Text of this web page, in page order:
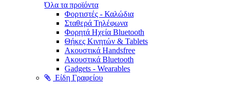
Όλα τα προϊόντα
Φορτιστές - Καλώδια
Σταθερά Τηλέφωνα
Φορητά Ηχεία Bluetooth
Θήκες Κινητών & Tablets
Ακουστικά Handsfree
Ακουστικά Bluetooth
Gadgets - Wearables
Είδη Γραφείου